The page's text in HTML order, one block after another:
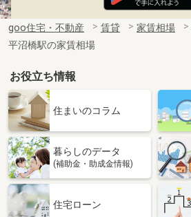
goo住宅・不動産 賃貸 家賃相場
平沼橋駅の家賃相場
お役立ち情報
住まいのコラム
暮らしのデータ
(補助金・助成金情報)
住宅ローン